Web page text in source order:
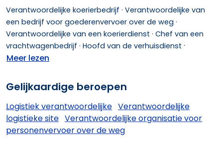
Verantwoordelijke koerierbedrijf · Verantwoordelijke van
een bedrijf voor goederenvervoer over de weg ·
Verantwoordelijke van een koerierdienst · Chef van een
vrachtwagenbedrijf · Hoofd van de verhuisdienst ·
Meer lezen
Gelijkaardige beroepen
Logistiek verantwoordelijke Verantwoordelijke
logistieke site Verantwoordelijke organisatie voor
personenvervoer over de weg